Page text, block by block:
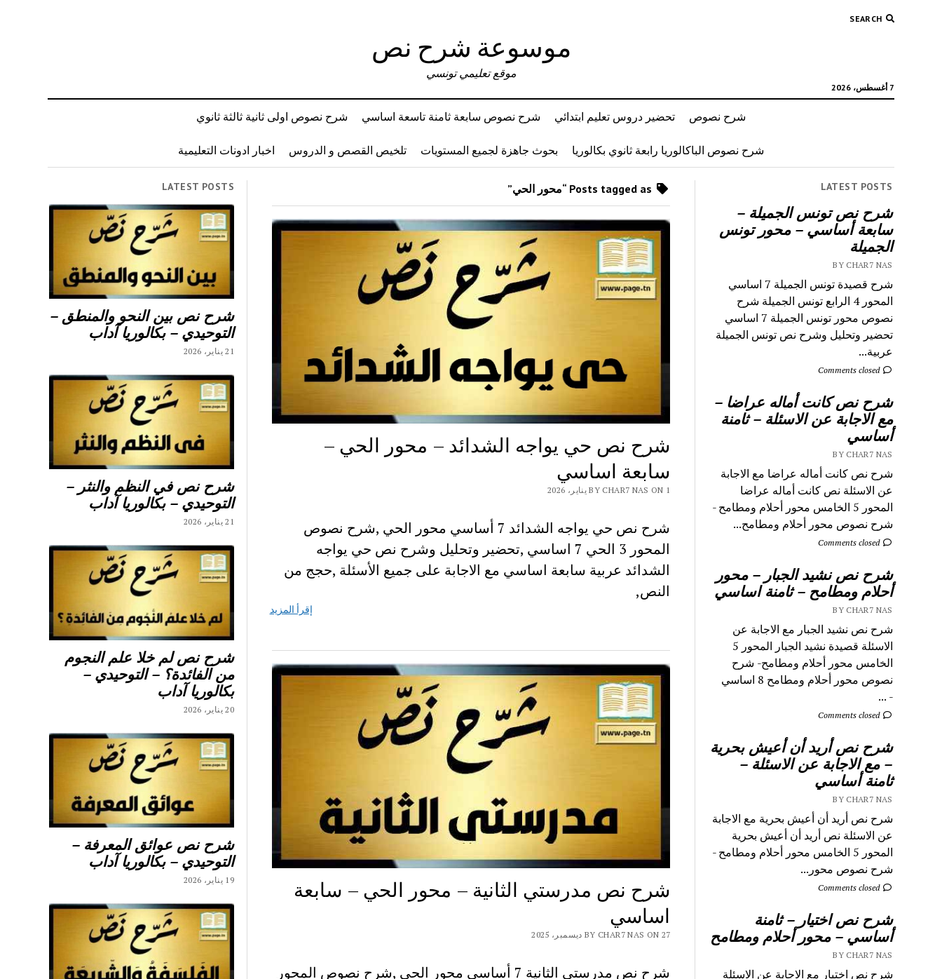
SEARCH
موسوعة شرح نص
7 أغسطس، 2026
موقع تعليمي تونسي
شرح نصوص تحضير دروس تعليم ابتدائي شرح نصوص سابعة ثامنة تاسعة اساسي شرح نصوص اولى ثانية ثالثة ثانوي
شرح نصوص الباكالوريا رابعة ثانوي بكالوريا بحوث جاهزة لجميع المستويات تلخيص القصص و الدروس اخبار ادونات التعليمية
LATEST POSTS
شرح نص تونس الجميلة –
سابعة أساسي – محور تونس
الجميلة
BY CHAR7 NAS
شرح قصيدة تونس الجميلة 7 اساسي
المحور 4 الرابع تونس الجميلة شرح
نصوص محور تونس الجميلة 7 اساسي
تحضير وتحليل وشرح نص تونس الجميلة
عربية...
Comments closed
شرح نص كانت أماله عراضا –
مع الاجابة عن الاسئلة – ثامنة
أساسي
BY CHAR7 NAS
شرح نص كانت أماله عراضا مع الاجابة
عن الاسئلة نص كانت أماله عراضا
المحور 5 الخامس محور أحلام ومطامح -
شرح نصوص محور أحلام ومطامح...
Comments closed
شرح نص نشيد الجبار – محور
أحلام ومطامح – ثامنة اساسي
BY CHAR7 NAS
شرح نص نشيد الجبار مع الاجابة عن
الاسئلة قصيدة نشيد الجبار المحور 5
الخامس محور أحلام ومطامح- شرح
نصوص محور أحلام ومطامح 8 اساسي
- ...
Comments closed
شرح نص أريد أن أعيش بحرية
– مع الاجابة عن الاسئلة –
ثامنة أساسي
BY CHAR7 NAS
شرح نص أريد أن أعيش بحرية مع الاجابة
عن الاسئلة نص أريد أن أعيش بحرية
المحور 5 الخامس محور أحلام ومطامح -
شرح نصوص محور...
Comments closed
شرح نص اختيار – ثامنة
أساسي – محور أحلام ومطامح
BY CHAR7 NAS
شرح نص اختيار مع الاجابة عن الاسئلة
شرح نص حي يواجه الشدائد – محور الحي –
سابعة اساسي
BY CHAR7 NAS ON 1 يناير، 2026
شرح نص حي يواجه الشدائد 7 أساسي محور الحي ,شرح نصوص
المحور 3 الحي 7 اساسي ,تحضير وتحليل وشرح نص حي يواجه
الشدائد عربية سابعة اساسي مع الاجابة على جميع الأسئلة ,حجج من
النص,
إقرأ المزيد
شرح نص مدرستي الثانية – محور الحي – سابعة
اساسي
BY CHAR7 NAS ON 27 ديسمبر، 2025
شرح نص مدرستي الثانية 7 أساسي محور الحي ,شرح نصوص المحور
LATEST POSTS
شرح نص بين النحو والمنطق –
التوحيدي – بكالوريا آداب
21 يناير، 2026
شرح نص في النظم والنثر –
التوحيدي – بكالوريا آداب
21 يناير، 2026
شرح نص لم خلا علم النجوم
من الفائدة؟ – التوحيدي –
بكالوريا آداب
20 يناير، 2026
شرح نص عوائق المعرفة –
التوحيدي – بكالوريا آداب
19 يناير، 2026